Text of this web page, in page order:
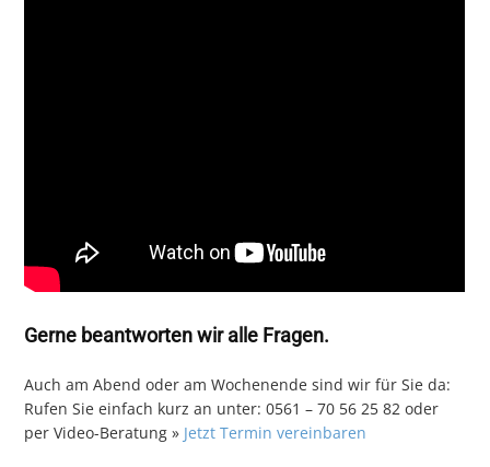
Gerne beantworten wir alle Fragen.
Auch am Abend oder am Wochenende sind wir für Sie da:
Rufen Sie einfach kurz an unter: 0561 – 70 56 25 82 oder
per Video-Beratung » Jetzt Termin vereinbaren